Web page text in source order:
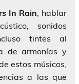
In Rain, hablar
sonidos
tintes al
de armonías y
estos músicos,
a las que